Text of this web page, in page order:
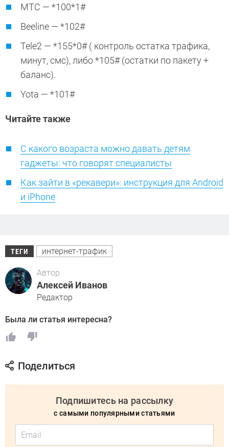
МТС — *100*1#
Beeline — *102#
Tele2 — *155*0# ( контроль остатка трафика,
минут, смс), либо *105# (остатки по пакету +
баланс).
Yota — *101#
Читайте также
С какого возраста можно давать детям
гаджеты: что говорят специалисты
Как зайти в «рекавери»: инструкция для Android
и iPhone
ТЕГИ интернет-трафик
Автор
Алексей Иванов
Редактор
Была ли статья интересна?
Поделиться
Подпишитесь на рассылку
с самыми популярными статьями